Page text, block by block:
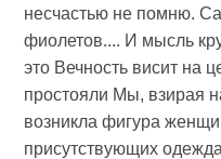
несчастью не помню.
фиолетов.... И мысль
это Вечность висит на
простояли Мы, взирая
возникла фигура
присутствующих